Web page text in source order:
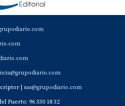
| sas@grupodiario.com
Puerto: 96 330 18 32